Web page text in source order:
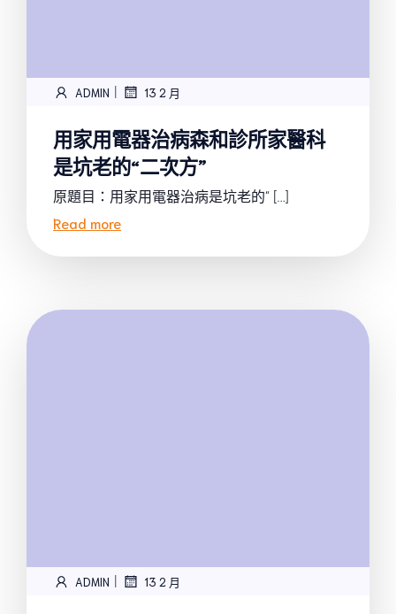
ADMIN | 13 2 月
用家用電器治病森和診所家醫科
是坑老的“二次方”
原題目：用家用電器治病是坑老的“ […]
Read more
ADMIN | 13 2 月